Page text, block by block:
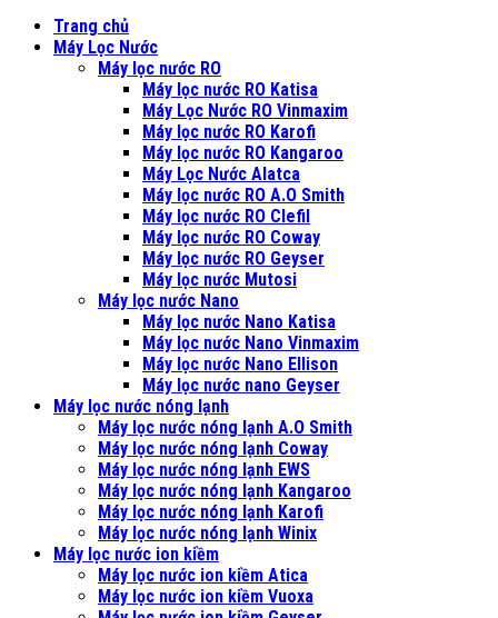
Trang chủ
Máy Lọc Nước
Máy lọc nước RO
Máy lọc nước RO Katisa
Máy Lọc Nước RO Vinmaxim
Máy lọc nước RO Karofi
Máy lọc nước RO Kangaroo
Máy Lọc Nước Alatca
Máy lọc nước RO A.O Smith
Máy lọc nước RO Clefil
Máy lọc nước RO Coway
Máy lọc nước RO Geyser
Máy lọc nước Mutosi
Máy lọc nước Nano
Máy lọc nước Nano Katisa
Máy lọc nước Nano Vinmaxim
Máy lọc nước Nano Ellison
Máy lọc nước nano Geyser
Máy lọc nước nóng lạnh
Máy lọc nước nóng lạnh A.O Smith
Máy lọc nước nóng lạnh Coway
Máy lọc nước nóng lạnh EWS
Máy lọc nước nóng lạnh Kangaroo
Máy lọc nước nóng lạnh Karofi
Máy lọc nước nóng lạnh Winix
Máy lọc nước ion kiềm
Máy lọc nước ion kiềm Atica
Máy lọc nước ion kiềm Vuoxa